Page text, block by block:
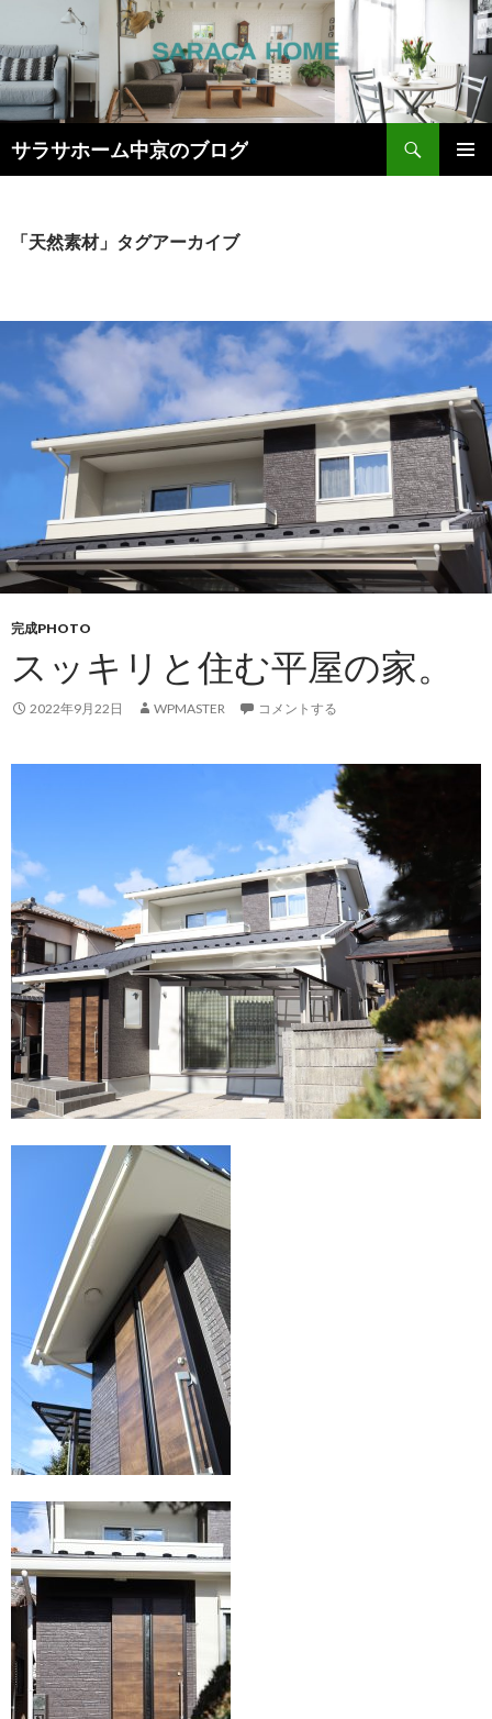
サラサホーム中京のブログ
索
ン「天然素材」タグアーカイブ
完成PHOTO
スッキリと住む平屋の家。
2022年9月22日 WPMASTER コメントする